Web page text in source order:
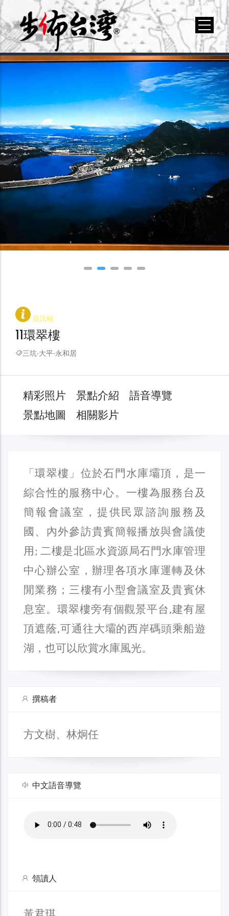
資訊站
11環翠樓
三坑‧大平‧永和居
精彩照片 景點介紹
語音導覽
景點地圖
相關影片
「環翠樓」位於石門水庫壩頂，是一
綜合性的服務中心。一樓為服務台及
簡報會議室，提供民眾諮詢服務及
國、內外參訪貴賓簡報播放與會議使
用; 二樓是北區水資源局石門水庫管理
中心辦公室，辦理各項水庫運轉及休
閒業務；三樓有小型會議室及貴賓休
息室。環翠樓旁有個觀景平台,建有屋
頂遮蔭,可通往大壩的西岸碼頭乘船遊
湖，也可以欣賞水庫風光。
撰稿者
方文樹、林炯任
中文語音導覽
領讀人